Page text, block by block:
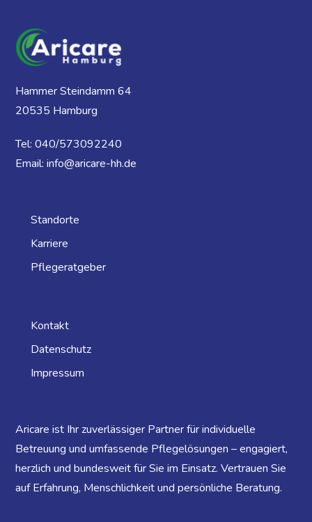
Hammer Steindamm 64
20535 Hamburg
Tel: 040/573092240
Email: info@aricare-hh.de
Standorte
Karriere
Pflegeratgeber
Kontakt
Datenschutz
Impressum
Aricare ist Ihr zuverlässiger Partner für individuelle
Betreuung und umfassende Pflegelösungen – engagiert,
herzlich und bundesweit für Sie im Einsatz. Vertrauen Sie
auf Erfahrung, Menschlichkeit und persönliche Beratung.